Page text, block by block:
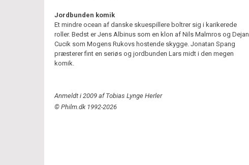
Jordbunden komik
Et mindre ocean af danske skuespillere boltrer sig i karikerede
roller. Bedst er Jens Albinus som en klon af Nils Malmros og Dejan
Cucik som Mogens Rukovs hostende skygge. Jonatan Spang
præsterer fint en seriøs og jordbunden Lars midt i den megen
komik.
Anmeldt i 2009 af Tobias Lynge Herler
© Philm.dk 1992-2026